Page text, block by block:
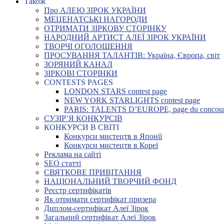
Про АЛЕЮ ЗІРОК УКРАЇНИ
МЕЦЕНАТСЬКІ НАГОРОДИ
ОТРИМАТИ ЗІРКОВУ СТОРІНКУ
НАРОДНИЙ АРТИСТ АЛЕЇ ЗІРОК УКРАЇНИ
ТВОРЧІ ОГОЛОШЕННЯ
ПРОСУВАННЯ ТАЛАНТІВ: Україна, Європа, світ
ЗОРЯНИЙ КАНАЛ
ЗІРКОВІ СТОРІНКИ
CONTESTS PAGES
LONDON STARS contest page
NEW YORK STARLIGHTS contest page
PARIS: TALENTS D’EUROPE, page du
СУЗІР’Я КОНКУРСІВ
КОНКУРСИ В СВІТІ
Конкурси мистецтв в Японії
Конкурси мистецтв в Кореї
Реклама на сайті
SEO статті
СВЯТКОВЕ ПРИВІТАННЯ
НАЦІОНАЛЬНИЙ ТВОРЧИЙ ФОНД
Реєстр сертифікатів
Як отримати сертифікат призера
Диплом-сертифікат Алеї Зірок
Загальний сертифікат Алеї Зірок